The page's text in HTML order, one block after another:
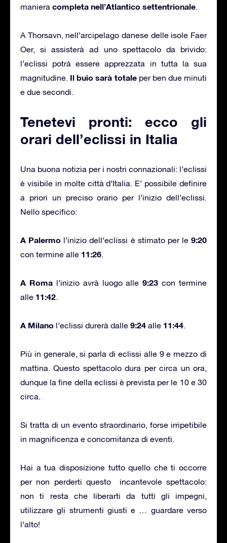
maniera completa nell’Atlantico settentrionale.
A Thorsavn, nell’arcipelago danese delle isole Faer
Oer, si assisterà ad uno spettacolo da brivido:
l’eclissi potrà essere apprezzata in tutta la sua
magnitudine. Il buio sarà totaleper ben due minuti
e due secondi.
Tenetevi pronti: ecco gli
orari dell’eclissi in Italia
Una buona notizia per i nostri connazionali: l’eclissi
è visibile in molte città d’Italia. E’ possibile definire
a priori un preciso orario per l’inizio dell’eclissi.
Nello specifico:
A Palermo l’inizio dell’eclissi è stimato per le9:20
con termine alle 11:26.
A Romal’inizio avrà luogo alle9:23 con termine
alle 11:42.
A Milano l’eclissi durerà dalle 9:24 alle 11:44.
Più in generale, si parla di eclissi alle 9 e mezzo di
mattina. Questo spettacolo dura per circa un ora,
dunque la fine della eclissi è prevista per le 10 e 30
circa.
Si tratta di un evento straordinario, forse irripetibile
in magnificenza e concomitanza di eventi.
Hai a tua disposizione tutto quello che ti occorre
per non perderti questo incantevole spettacolo:
non ti resta che liberarti da tutti gli impegni,
utilizzare gli strumenti giusti e … guardare verso
l’alto!